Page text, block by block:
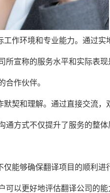
作环境和专业能力。通过实
所宣称的服务水平和实际表
合作伙伴。
契和理解。通过直接交流，
通方式不仅提升了服务的整
仅能够确保翻译项目的顺利进
可以更好地评估翻译公司的